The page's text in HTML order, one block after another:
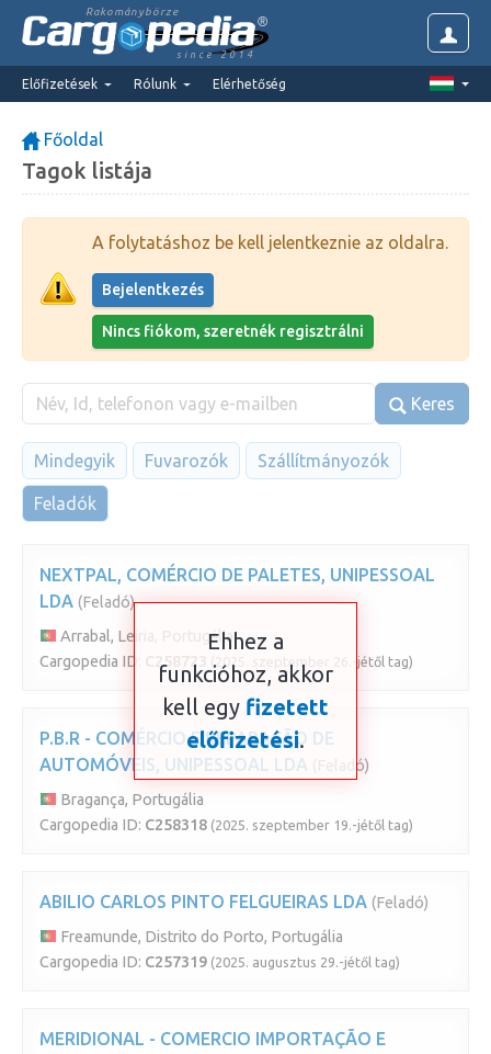
Rakománybörze
since 2014
Előfizetések Rólunk Elérhetőség
Főoldal
Tagok listája
A folytatáshoz be kell jelentkeznie az oldalra.
Bejelentkezés
Nincs fiókom, szeretnék regisztrálni
Keres
Mindegyik Fuvarozók Szállítmányozók
Feladók
NEXTPAL, COMÉRCIO DE PALETES, UNIPESSOAL
LDA (Feladó)
Arrabal, Leiria, Portugália
Cargopedia ID:
C258723 (2025. szeptember 26.-jétől tag)
P.B.R - COMÉRCIO E REPARAÇÃO DE
AUTOMÓVEIS, UNIPESSOAL LDA
(Feladó)
Bragança, Portugália
Cargopedia ID: C258318 (2025. szeptember 19.-jétől tag)
ABILIO CARLOS PINTO FELGUEIRAS LDA (Feladó)
Freamunde, Distrito do Porto, Portugália
Cargopedia ID: C257319 (2025. augusztus 29.-jétől tag)
MERIDIONAL - COMERCIO IMPORTAÇÃO E
Ehhez a
funkcióhoz, akkor
kell egy fizetett
előfizetési.